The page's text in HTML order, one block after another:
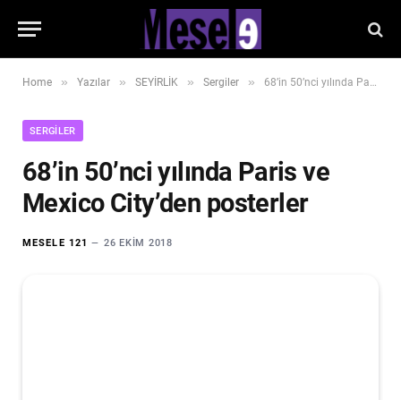
Home » Yazılar » SEYİRLİK » Sergiler » 68’in 50’nci yılında Paris ve Mexico City’den posterler
SERGILER
68’in 50’nci yılında Paris ve
Mexico City’den posterler
MESELE 121 26 EKIM 2018